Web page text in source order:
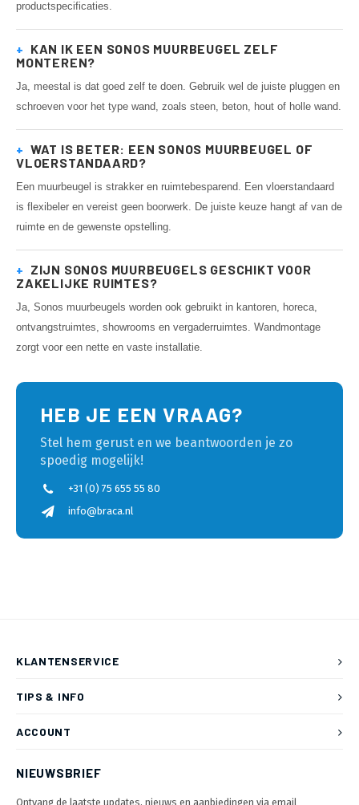
productspecificaties.
+ KAN IK EEN SONOS MUURBEUGEL ZELF
MONTEREN?
Ja, meestal is dat goed zelf te doen. Gebruik wel de juiste pluggen en
schroeven voor het type wand, zoals steen, beton, hout of holle wand.
+ WAT IS BETER: EEN SONOS MUURBEUGEL OF
VLOERSTANDAARD?
Een muurbeugel is strakker en ruimtebesparend. Een vloerstandaard
is flexibeler en vereist geen boorwerk. De juiste keuze hangt af van de
ruimte en de gewenste opstelling.
+ ZIJN SONOS MUURBEUGELS GESCHIKT VOOR
ZAKELIJKE RUIMTES?
Ja, Sonos muurbeugels worden ook gebruikt in kantoren, horeca,
ontvangstruimtes, showrooms en vergaderruimtes. Wandmontage
zorgt voor een nette en vaste installatie.
HEB JE EEN VRAAG?
Stel hem gerust en we beantwoorden je zo
spoedig mogelijk!
+31 (0) 75 655 55 80
info@braca.nl
KLANTENSERVICE
TIPS & INFO
ACCOUNT
NIEUWSBRIEF
Ontvang de laatste updates, nieuws en aanbiedingen via email